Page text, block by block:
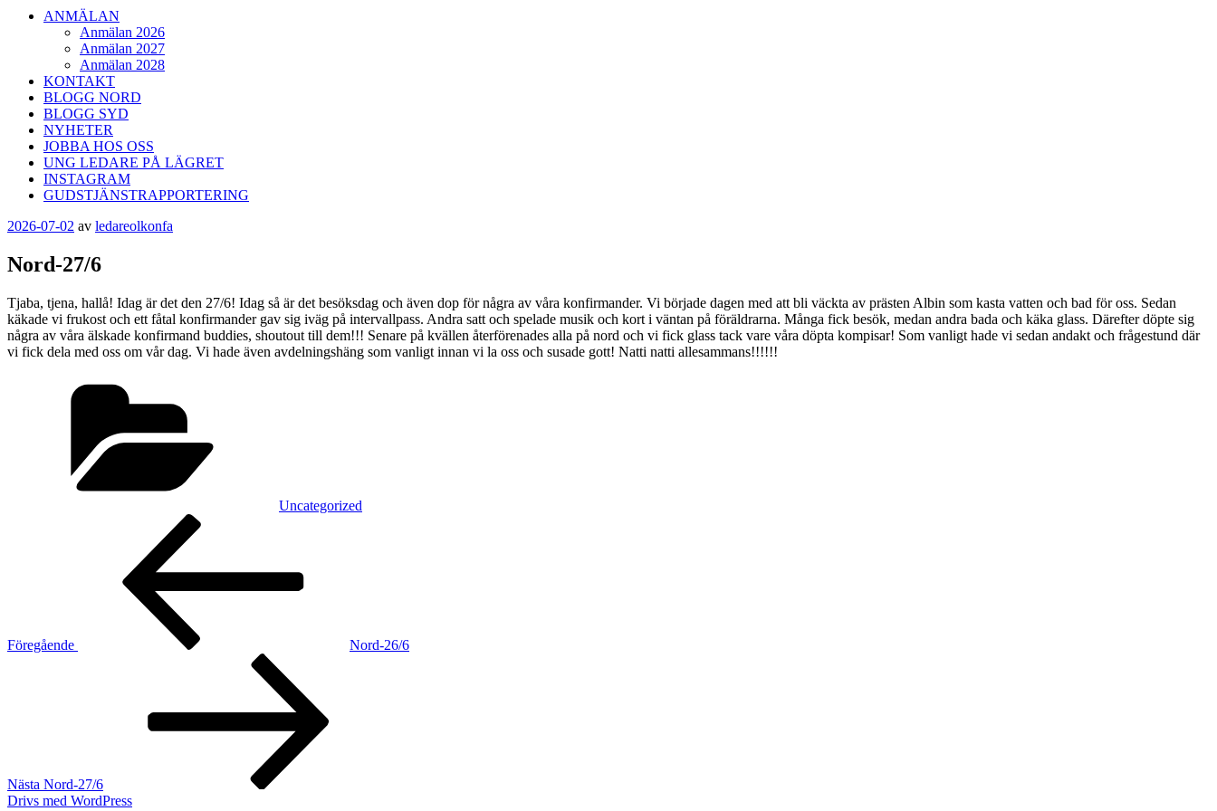
ANMÄLAN
Anmälan 2026
Anmälan 2027
Anmälan 2028
KONTAKT
BLOGG NORD
BLOGG SYD
NYHETER
JOBBA HOS OSS
UNG LEDARE PÅ LÄGRET
INSTAGRAM
GUDSTJÄNSTRAPPORTERING
Publicerat
2026-07-02 av ledareolkonfa
Nord-27/6
Tjaba, tjena, hallå! Idag är det den 27/6! Idag så är det besöksdag och även dop för några av våra konfirmander. Vi började dagen med att bli väckta av prästen Albin som kasta vatten och bad för oss. Sedan
käkade vi frukost och ett fåtal konfirmander gav sig iväg på intervallpass. Andra satt och spelade musik och kort i väntan på föräldrarna. Många fick besök, medan andra bada och käka glass. Därefter döpte sig
några av våra älskade konfirmand buddies, shoutout till dem!!! Senare på kvällen återförenades alla på nord och vi fick glass tack vare våra döpta kompisar! Som vanligt hade vi sedan andakt och frågestund där
vi fick dela med oss om vår dag. Vi hade även avdelningshäng som vanligt innan vi la oss och susade gott! Natti natti allesammans!!!!!!
Uncategorized
Inläggsnavigering
Föregående
Nord-26/6
Nästa Nord-27/6
Drivs med WordPress